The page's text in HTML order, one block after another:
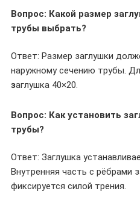
Вопрос: Какой размер
трубы выбрать?
Ответ: Размер заглушки
наружному сечению трубы.
заглушка 40×20.
Вопрос: Как установить
трубы?
Ответ: Заглушка
Внутренняя часть с рёбрами
фиксируется силой трения.